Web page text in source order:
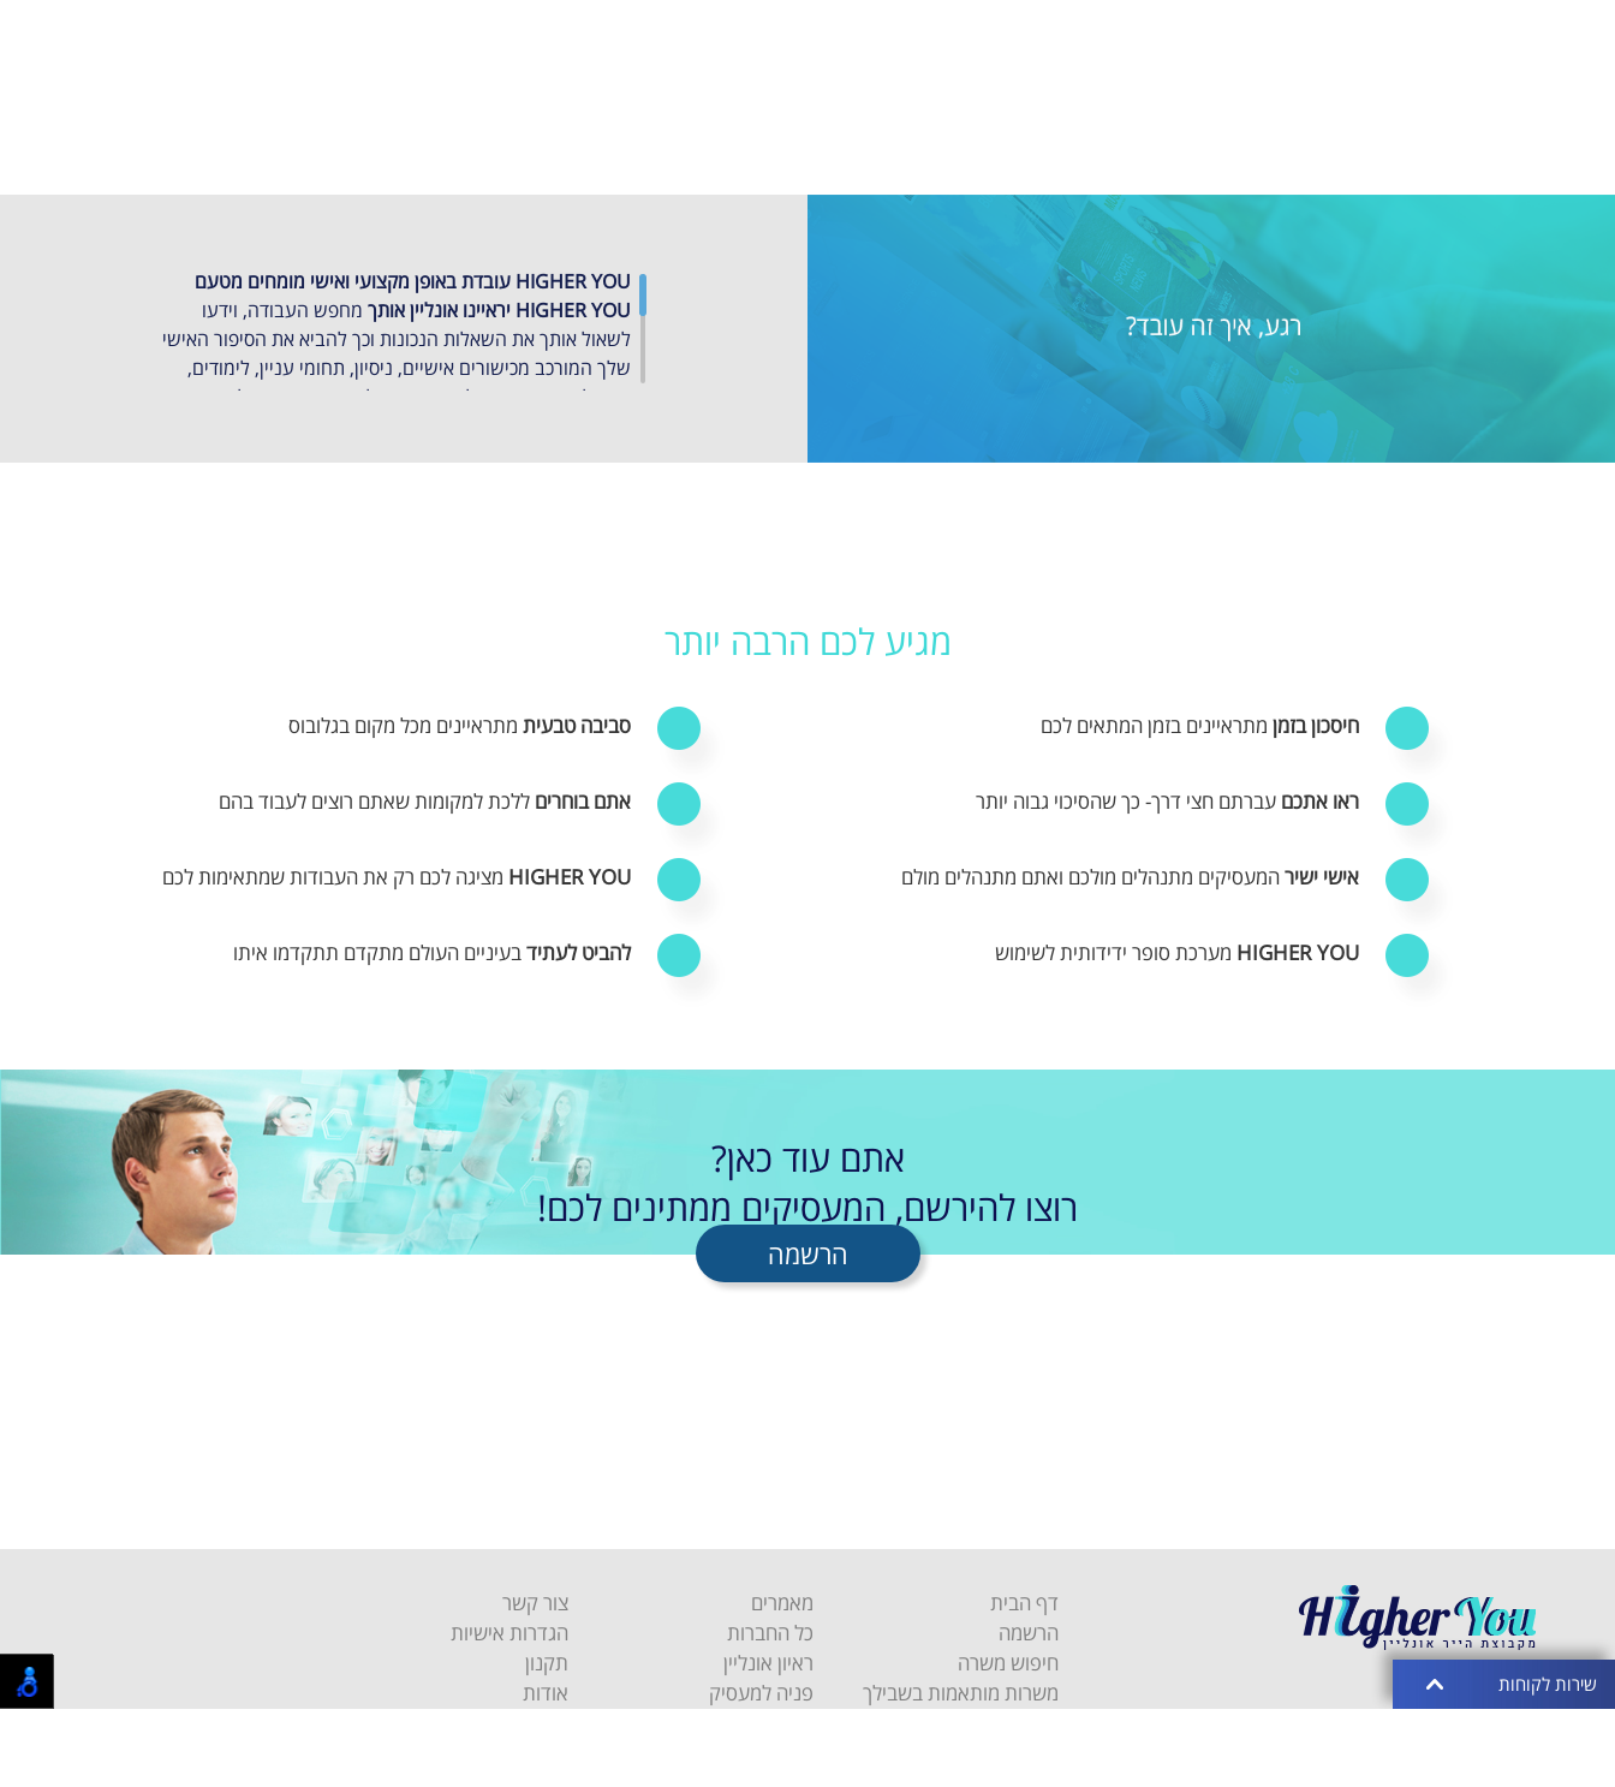
HIGHER YOU עובדת באופן מקצועי ואישי מומחים מטעם
HIGHER YOU יראיינו אונליין אותך
מחפש העבודה, וידעו
לשאול אותך את השאלות הנכונות וכך להביא את הסיפור האישי
שלך המורכב מכישורים אישיים, ניסיון, תחומי עניין, לימודים,
השתלמויות ועוד. הפלטפורמה מחלצת ומשדרת אונליין את
מגיע לכם הרבה יותר
חיסכון בזמן מתראיינים בזמן המתאים לכם סביבה טבעית מתראיינים מכל מקום בגלובוס
ראו אתכם עברתם חצי דרך- כך שהסיכוי גבוה יותר אתם בוחרים ללכת למקומות שאתם רוצים לעבוד בהם
אישי ישירהמעסיקים מתנהלים מולכם ואתם מתנהלים מולם HIGHER YOU מציגה לכם רק את העבודות שמתאימות לכם
HIGHER YOU מערכת סופר ידידותית לשימוש להביט לעתידבעיניים העולם מתקדם תתקדמו איתו
אתם עוד כאן?
רוצו להירשם, המעסיקים ממתינים לכם!
הרשמה
דף הבית
הרשמה
חיפוש משרה
משרות מותאמות בשבילך
מאמרים
כל החברות
ראיון אונליין
פניה למעסיק
צור קשר
הגדרות אישיות
תקנון
אודות
שירות לקוחות